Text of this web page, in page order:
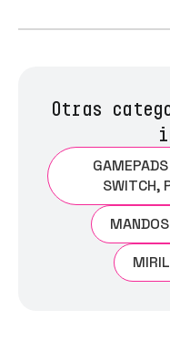
Otras
SWITCH,